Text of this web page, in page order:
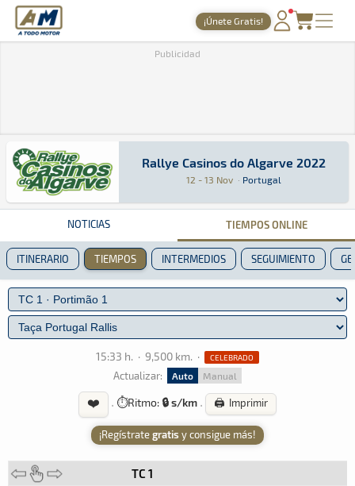
A Todo Motor · Revista del motor desde 1999
¡Únete Gratis!
GALERÍAS
TIENDA
ARCHIVO
Publicidad
Rallye Casinos do Algarve 2022
Rallye Casinos do Algarve 2022
12 - 13 Nov · Portugal
Rally · Rallye Casinos do Algarve 2022:
Portugal
NOTICIAS TIEMPOS ONLINE
ITINERARIO TIEMPOS INTERMEDIOS SEGUIMIENTO
15:33 h. · 9,500 km. · CELEBRADO
Actualizar: Auto Manual
❤️ · ⏱️Ritmo: 🔒 s/km · 🖨️ Imprimir
¡Regístrategratis y consigue más!
TC 1